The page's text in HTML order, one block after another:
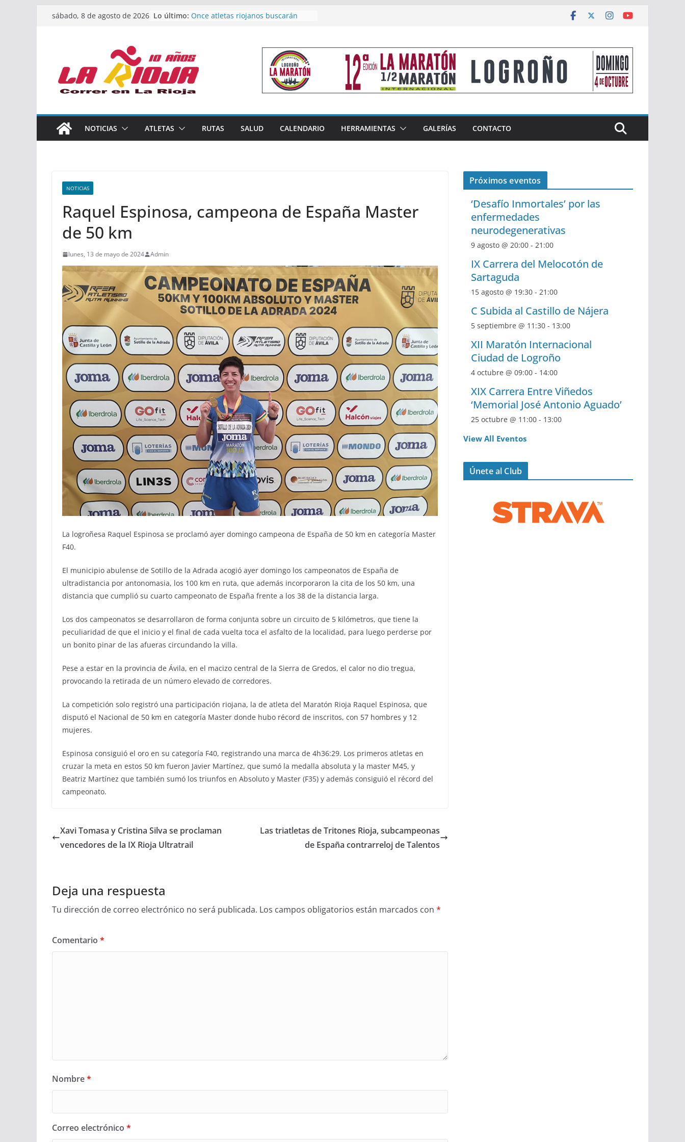
Saltarsábado, 8 de agosto de 2026 Lo último: Once atletas riojanos buscarán
Un bronce en 4×400 y tres puestos
de finalista cierran la participación
riojana en en Nacional de Málaga
El equipo femenino del Tritones
Rioja alcanza el podio nacional de
Acuatlón en Calahorra
España absoluto en Disco
Calahorra acoge este fin de semana
NOTICIAS ATLETAS RUTAS SALUD CALENDARIO HERRAMIENTAS GALERÍAS CONTACTO
NOTICIAS
Raquel Espinosa, campeona de España Master
de 50 km
lunes, 13 de mayo de 2024 Admin
La logroñesa Raquel Espinosa se proclamó ayer domingo campeona de España de 50 km en categoría Master
F40.
El municipio abulense de Sotillo de la Adrada acogió ayer domingo los campeonatos de España de
ultradistancia por antonomasia, los 100 km en ruta, que además incorporaron la cita de los 50 km, una
distancia que cumplió su cuarto campeonato de España frente a los 38 de la distancia larga.
Los dos campeonatos se desarrollaron de forma conjunta sobre un circuito de 5 kilómetros, que tiene la
peculiaridad de que el inicio y el final de cada vuelta toca el asfalto de la localidad, para luego perderse por
un bonito pinar de las afueras circundando la villa.
Pese a estar en la provincia de Ávila, en el macizo central de la Sierra de Gredos, el calor no dio tregua,
provocando la retirada de un número elevado de corredores.
La competición solo registró una participación riojana, la de atleta del Maratón Rioja Raquel Espinosa, que
disputó el Nacional de 50 km en categoría Master donde hubo récord de inscritos, con 57 hombres y 12
mujeres.
Espinosa consiguió el oro en su categoría F40, registrando una marca de 4h36:29. Los primeros atletas en
cruzar la meta en estos 50 km fueron Javier Martínez, que sumó la medalla absoluta y la master M45, y
Beatriz Martínez que también sumó los triunfos en Absoluto y Master (F35) y además consiguió el récord del
campeonato.
Xavi Tomasa y Cristina Silva se proclaman
vencedores de la IX Rioja Ultratrail
Las triatletas de Tritones Rioja, subcampeonas
de España contrarreloj de Talentos
Deja una respuesta
Tu dirección de correo electrónico no será publicada. Los campos obligatorios están marcados con *
Comentario *
Nombre*
Correo electrónico *
Próximos eventos
‘Desafío Inmortales’ por las
enfermedades
neurodegenerativas
9 agosto @ 20:00 - 21:00
IX Carrera del Melocotón de
Sartaguda
15 agosto @ 19:30 - 21:00
C Subida al Castillo de Nájera
5 septiembre @ 11:30 - 13:00
XII Maratón Internacional
Ciudad de Logroño
4 octubre @ 09:00 - 14:00
XIX Carrera Entre Viñedos
‘Memorial José Antonio Aguado’
25 octubre @ 11:00 - 13:00
View All Eventos
Únete al Club